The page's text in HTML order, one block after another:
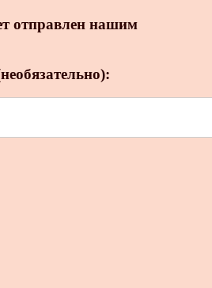
отправлен нашим